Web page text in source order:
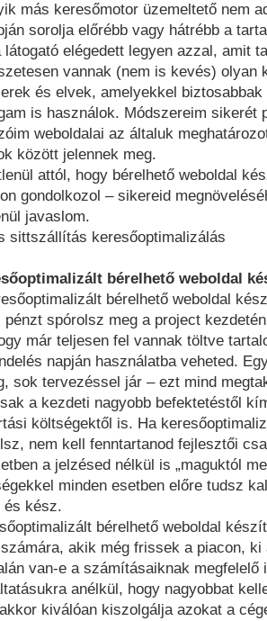
más keresőmotor üzemeltető nem
sorolja előrébb vagy hátrébb a
látogató elégedett legyen azzal, amit
vannak (nem is kevés) olyan
és elvek, amelyekkel
is használok. Módszereim sikerét
weboldalai az általuk
között jelennek meg.
attól, hogy bérelhető weboldal
gondolkozol – sikereid
javaslom.
sittszállítás keresőoptimalizálás
bérelhető weboldal
bérelhető weboldal
pénzt spórolsz meg a project
már teljesen fel vannak töltve
napján használatba veheted.
sok tervezéssel jár – ezt mind
a kezdeti nagyobb befektetéstől
költségektől is. Ha
nem kell fenntartanod fejlesztői
a jelzésed nélkül is „maguktól
minden esetben előre tudsz
és kész.
bérelhető weboldal
akik még frissek a piacon, ki
van-e a számításaiknak megfelelő
anélkül, hogy nagyobbat
kiválóan kiszolgálja azokat a